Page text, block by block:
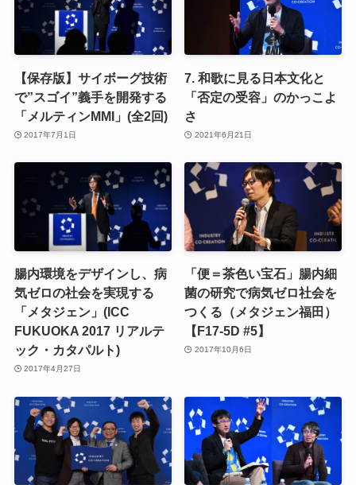
【保存版】サイボーグ技術
で”スゴイ”義手を開発する
「メルティンMMI」(全2回)
2017年7月1日
7. 和歌に見る日本文化と
「否定の受容」のかっこよ
さ
2021年6月21日
腸内環境をデザインし、病
気ゼロの社会を実現する
「メタジェン」(ICC
FUKUOKA 2017 リアルテ
ック・カタパルト)
2017年4月27日
「便＝茶色い宝石」腸内細
菌の研究で病気ゼロ社会を
つくる（メタジェン福田）
【F17-5D #5】
2017年10月6日